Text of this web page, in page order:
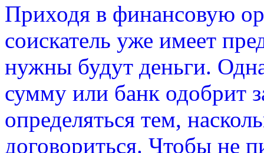
Приходя в финансовую
соискатель уже имеет
нужны будут деньги.
сумму или банк одобрит
определяться тем,
договориться. Чтобы не